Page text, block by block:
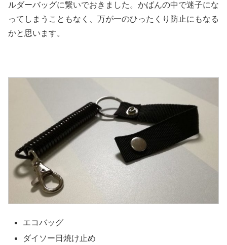
ルダーバッグに繋いでおきました。かばんの中で迷子にな
ってしまうこともなく、万が一のひったくり防止にもなる
かと思います。
エコバッグ
ダイソー日焼け止め